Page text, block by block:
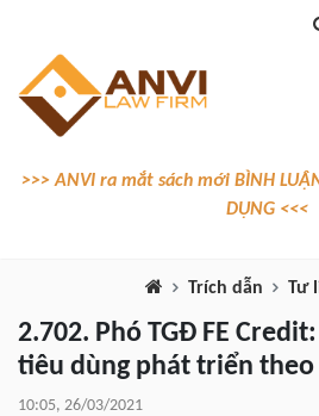
>>> ANVI ra mắt sách mới BÌNH
DỤNG <<<
Trích dẫn Tư
2.702. Phó TGĐ FE
tiêu dùng phát triển
10:05, 26/03/2021